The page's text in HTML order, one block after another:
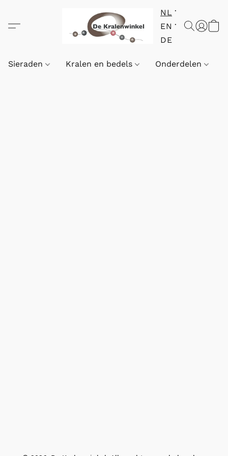
NL
EN
DE
Sieraden Kralen en bedels Onderdelen